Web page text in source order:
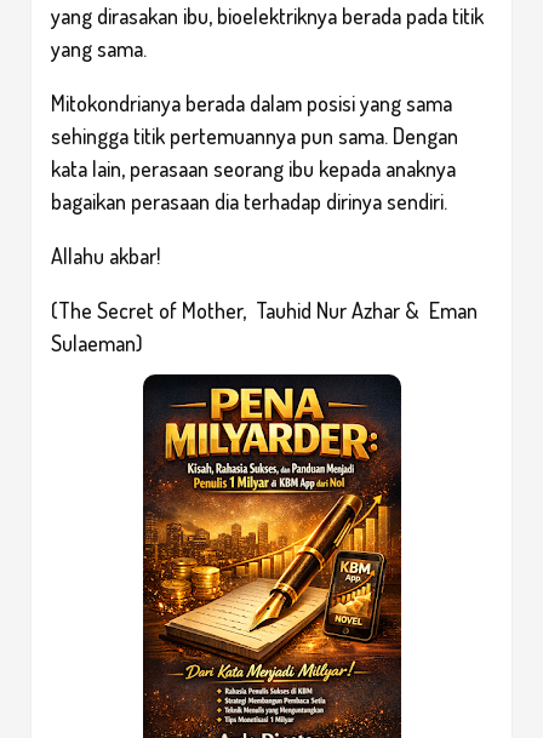
yang dirasakan ibu, bioelektriknya berada pada titik
yang sama.
Mitokondrianya berada dalam posisi yang sama
sehingga titik pertemuannya pun sama. Dengan
kata lain, perasaan seorang ibu kepada anaknya
bagaikan perasaan dia terhadap dirinya sendiri.
Allahu akbar!
(The Secret of Mother, Tauhid Nur Azhar & Eman
Sulaeman)